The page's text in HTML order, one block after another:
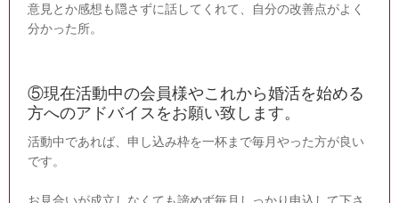
意見とか感想も隠さずに話してくれて、自分の改善点がよく
分かった所。
⑤現在活動中の会員様やこれから婚活を始める
方へのアドバイスをお願い致します。
活動中であれば、申し込み枠を一杯まで毎月やった方が良い
です。